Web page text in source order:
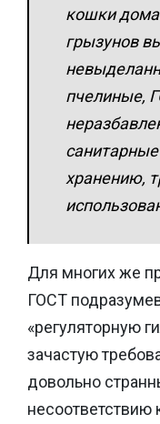
кошки
грызунов
пчелиные,
хранению,
Для многих же
ГОСТ
«регуляторную
зачастую
довольно